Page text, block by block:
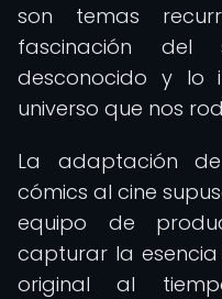
son temas
fascinación
desconocido y lo
universo que nos
La adaptación
cómics al cine
equipo de
capturar la
original al